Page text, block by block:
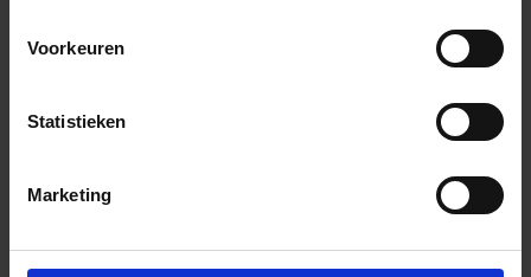
Voorkeuren
Statistieken
Marketing
Foto’s ({{photos.length}})